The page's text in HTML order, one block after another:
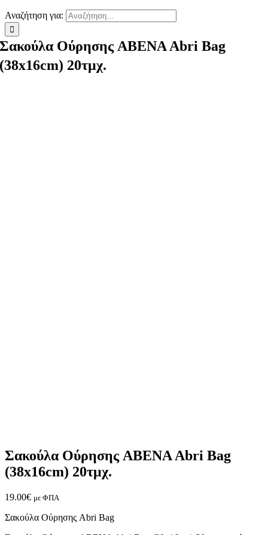
Αναζήτηση για:
Σακούλα Ούρησης ABENA Abri Bag
(38x16cm) 20τμχ.
Σακούλα Ούρησης ABENA Abri Bag
(38x16cm) 20τμχ.
19.00€ με ΦΠΑ
Σακούλα Ούρησης Abri Bag